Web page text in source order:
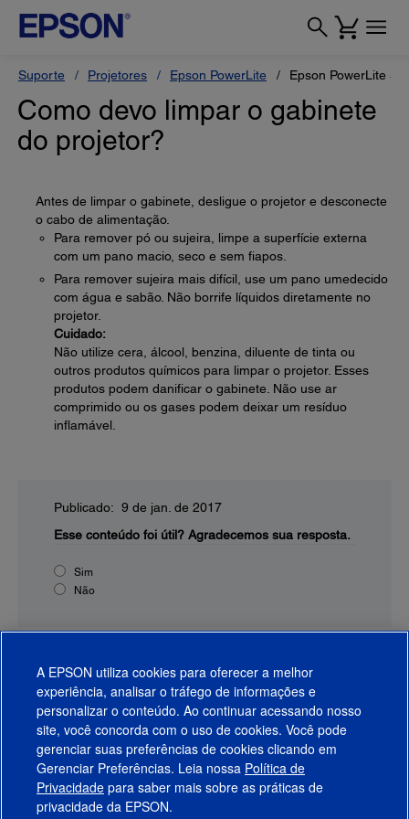
Suporte Projetores Epson PowerLite Epson PowerLite
Como devo limpar o gabinete
do projetor?
Antes de limpar o gabinete, desligue o projetor e desconecte
o cabo de alimentação.
Para remover pó ou sujeira, limpe a superfície externa
com um pano macio, seco e sem fiapos.
Para remover sujeira mais difícil, use um pano umedecido
com água e sabão. Não borrife líquidos diretamente no
projetor.
Cuidado:
Não utilize cera, álcool, benzina, diluente de tinta ou
outros produtos químicos para limpar o projetor. Esses
produtos podem danificar o gabinete. Não use ar
comprimido ou os gases podem deixar um resíduo
inflamável.
Publicado: 9 de jan. de 2017
Esse conteúdo foi útil? Agradecemos sua resposta.
Sim
Não
Produtos
Suporte
A EPSON utiliza cookies para oferecer a melhor
experiência, analisar o tráfego de informações e
personalizar o conteúdo. Ao continuar acessando nosso
site, você concorda com o uso de cookies. Você pode
gerenciar suas preferências de cookies clicando em
Gerenciar Preferências. Leia nossa Política de
Privacidade para saber mais sobre as práticas de
privacidade da EPSON.